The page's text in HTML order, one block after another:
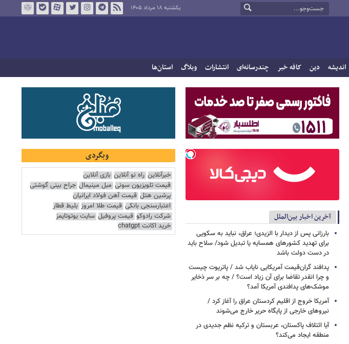
یکشنبه ۱۸ مرداد ۱۴۰۵
اندیشه دین کافه خبر چندرسانه‌ای انتشارات وبلاگ استان‌ها
آخرین اخبار بین‌الملل
بارزانی پس از دیدار با الزیدی؛ عراق، نباید به سکویی
برای تهدید کشورهای همسایه یا تبدیل شود/ سلاح باید
در دست دولت باشد
پدافند گران‌قیمت آمریکایی نایاب شد / پاتریوت چیست
و چرا انقدر تقاضا برای آن زیاد است؟ / چه بر سر ذخایر
موشک‌های پدافندی آمریکا آمد؟
آمریکا خروج از اقلیم کردستان عراق را آغاز کرد /
نیروهای خارجی از پایگاه حریر خارج می‌شوند
آیا ائتلاف پاکستان، عربستان و ترکیه نظم جدیدی در
منطقه ایجاد می‌کند؟
وبگردی
خبرآنلاین راه نو آنلاین بازی آنلاین
قیمت تلویزیون سونی مبل مینیمال جراح بینی گوشتی
پرشین هتل قیمت آهن فولاد ایرانیان
اعتبارسنجی بانکی قیمت طلا امروز بلیط قطار
شرکت رادوکو قیمت پروفیل سایت یوتوتایمز
خرید اکانت chatgpt